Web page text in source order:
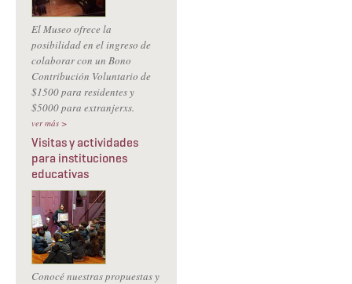
El Museo ofrece la
posibilidad en el ingreso de
colaborar con un Bono
Contribución Voluntario de
$1500 para residentes y
$5000 para extranjerxs.
ver más >
Visitas y actividades
para instituciones
educativas
Conocé nuestras propuestas y